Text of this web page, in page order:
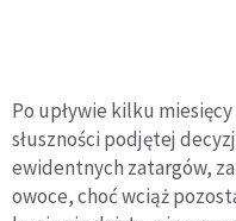
Po upływie kilku
słuszności podjętej
ewidentnych zatargów,
owoce, choć wciąż